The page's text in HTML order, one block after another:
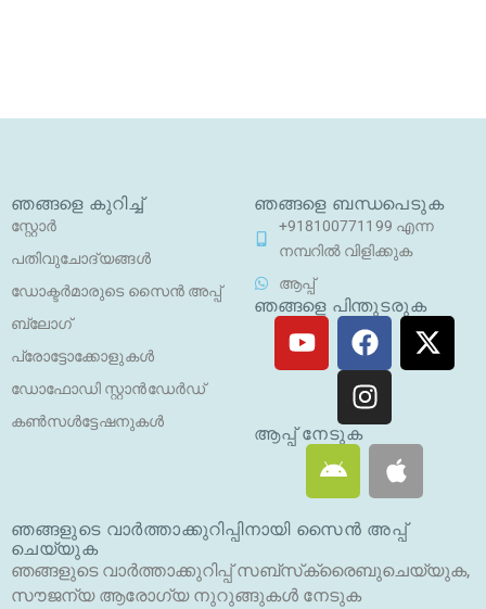
ഞങ്ങളെ കുറിച്ച്
സ്റ്റോർ
പതിവുചോദ്യങ്ങൾ
ഡോക്ടർമാരുടെ സൈൻ അപ്പ്
ബ്ലോഗ്
പ്രോട്ടോക്കോളുകൾ
ഡോഫോഡി സ്റ്റാൻഡേർഡ്
കൺസൾട്ടേഷനുകൾ
ഞങ്ങളെ ബന്ധപെടുക
+918100771199 എന്ന
നമ്പറിൽ വിളിക്കുക
ആപ്പ്
ഞങ്ങളെ പിന്തുടരുക
യൂ
ട്യൂ
ബ്
ഫേ
സ്ബു
ക്ക്
എ
ക്സ്
-
ഇ
ൻ
സ്റ്റാ
ഗ്രാം
ആപ്പ് നേടുക
ആ
ൻ
ഡ്രോ
യി
ഡ്
ആ
പ്പി
ൾ
ഞങ്ങളുടെ വാർത്താക്കുറിപ്പിനായി സൈൻ അപ്പ്
ചെയ്യുക
ഞങ്ങളുടെ വാർത്താക്കുറിപ്പ് സബ്‌സ്‌ക്രൈബുചെയ്യുക,
സൗജന്യ ആരോഗ്യ നുറുങ്ങുകൾ നേടുക